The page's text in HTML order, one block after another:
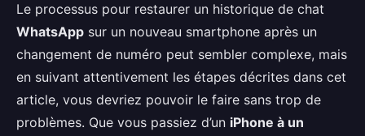
Le processus pour restaurer un historique de chat
WhatsApp sur un nouveau smartphone après un
changement de numéro peut sembler complexe, mais
en suivant attentivement les étapes décrites dans cet
article, vous devriez pouvoir le faire sans trop de
problèmes. Que vous passiez d’un iPhone à un